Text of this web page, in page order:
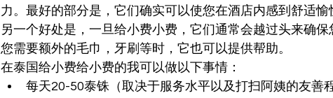
力。最好的部分是，它们确实可以使您在酒店内感到舒适愉
另一个好处是，一旦给小费小费，它们通常会越过头来确
您需要额外的毛巾，牙刷等时，它也可以提供帮助。
在泰国给小费给小费的我可以做以下事情：
每天20-50泰铢（取决于服务水平以及打扫阿姨的友善程